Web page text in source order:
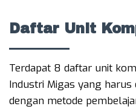
Daftar Unit
Terdapat 8 daftar unit
Industri Migas yang harus
dengan metode